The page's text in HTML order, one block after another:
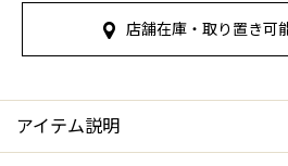
店舗在庫・取り置き可
アイテム説明